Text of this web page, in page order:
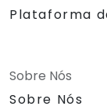
Plataforma
Sobre Nós
Sobre Nós